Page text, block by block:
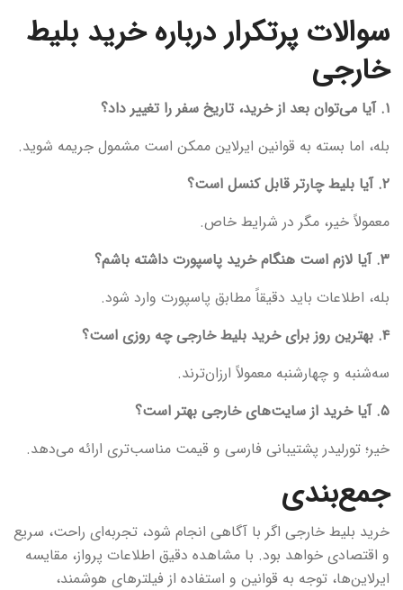
سوالات پرتکرار درباره خرید بلیط
خارجی
۱. آیا می‌توان بعد از خرید، تاریخ سفر را تغییر داد؟
بله، اما بسته به قوانین ایرلاین ممکن است مشمول جریمه شوید.
۲. آیا بلیط چارتر قابل کنسل است؟
معمولاً خیر، مگر در شرایط خاص.
۳. آیا لازم است هنگام خرید پاسپورت داشته باشم؟
بله، اطلاعات باید دقیقاً مطابق پاسپورت وارد شود.
۴. بهترین روز برای خرید بلیط خارجی چه روزی است؟
سه‌شنبه و چهارشنبه معمولاً ارزان‌ترند.
۵. آیا خرید از سایت‌های خارجی بهتر است؟
خیر؛ تورلیدر پشتیبانی فارسی و قیمت مناسب‌تری ارائه می‌دهد.
جمع‌بندی
خرید بلیط خارجی اگر با آگاهی انجام شود، تجربه‌ای راحت، سریع
و اقتصادی خواهد بود. با مشاهده دقیق اطلاعات پرواز، مقایسه
ایرلاین‌ها، توجه به قوانین و استفاده از فیلترهای هوشمند،